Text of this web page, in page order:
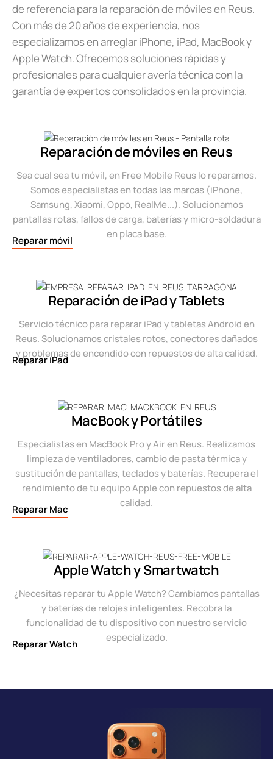
de referencia para la reparación de móviles en Reus.
Con más de 20 años de experiencia, nos
especializamos en arreglar iPhone, iPad, MacBook y
Apple Watch. Ofrecemos soluciones rápidas y
profesionales para cualquier avería técnica con la
garantía de expertos consolidados en la provincia.
Reparación de móviles en Reus
Sea cual sea tu móvil, en Free Mobile Reus lo reparamos.
Somos especialistas en todas las marcas (iPhone,
Samsung, Xiaomi, Oppo, RealMe...). Solucionamos
pantallas rotas, fallos de carga, baterías y micro-soldadura
en placa base.
Reparar móvil
Reparación de iPad y Tablets
Servicio técnico para reparar iPad y tabletas Android en
Reus. Solucionamos cristales rotos, conectores dañados
y problemas de encendido con repuestos de alta calidad.
Reparar iPad
MacBook y Portátiles
Especialistas en MacBook Pro y Air en Reus. Realizamos
limpieza de ventiladores, cambio de pasta térmica y
sustitución de pantallas, teclados y baterías. Recupera el
rendimiento de tu equipo Apple con repuestos de alta
calidad.
Reparar Mac
Apple Watch y Smartwatch
¿Necesitas reparar tu Apple Watch? Cambiamos pantallas
y baterías de relojes inteligentes. Recobra la
funcionalidad de tu dispositivo con nuestro servicio
especializado.
Reparar Watch